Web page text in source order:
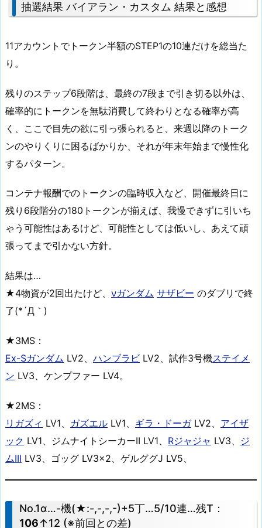
抽選結果 バイアラン・カスタム 結果と感想
11アカウントでトークン半額のSTEP1の10連だけを総当た
り。
残りのステップ6段階は、最終の7段まで引き切る以外は、
確率的にトークンを無駄消費して終わりとなる確率が高
く、ここで目先の欲に引っ張られると、来週以降のトーク
ンのやりくりに困るばかりか、それが年末年始まで慢性化
するパターン。
コンテナ報酬でのトークンの臨時収入など、開催最終日に
残り6段階分の180トークンが揃えば、我慢できずに引いち
ゃう可能性はあるけど、可能性としては低いし、あえて頑
張ってまで引かない方針。
結果は…
★4物資が2回出たけど、 νガンダム サザビー のダブリで終
了(*´Д｀)
★3MS：
Ex-Sガンダム LV2、 ハンブラビ LV2、試作3号機ステイメ
ン LV3、ケンプファー LV4。
★2MS：
リガズィ LV1、 ガズエル LV1、 ギラ・ドーガLV2、 アイザ
ック LV1、ジムナイトシーカーII LV1、 Rジャジャ LV3、 ジ
ムIII LV3、ゴッグ LV3×2、ゲルググJ LV5、
No.1α…-機(★:-,-,-,-)+5丁…5/10連…残T：
106↑12 (※前回との差)